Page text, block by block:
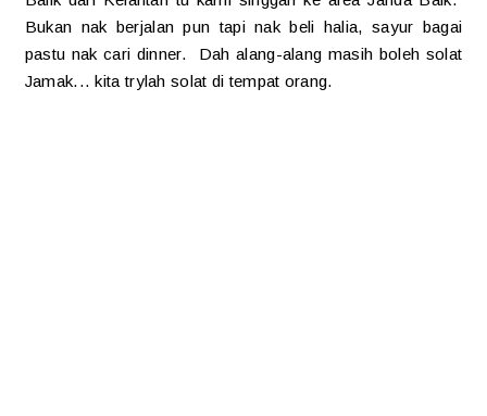
Bukan nak berjalan pun tapi nak beli halia, sayur bagai
pastu nak cari dinner. Dah alang-alang masih boleh solat
Jamak... kita trylah solat di tempat orang.